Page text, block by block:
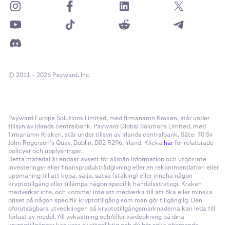
© 2011 – 2026 Payward, Inc.
Payward Europe Solutions Limited, med firmanamn Kraken, står under
tillsyn av Irlands centralbank. Payward Global Solutions Limited, med
firmanamn Kraken, står under tillsyn av Irlands centralbank. Säte: 70 Sir
John Rogerson’s Quay, Dublin, D02 R296, Irland. Klicka härför relaterade
policyer och upplysningar.
Detta material är endast avsett för allmän information och utgör inte
investerings- eller finansproduktrådgivning eller en rekommendation eller
uppmaning till att köpa, sälja, satsa (staking) eller inneha någon
kryptotillgång eller tillämpa någon specifik handelsstrategi. Kraken
medverkar inte, och kommer inte att medverka till att öka eller minska
priset på någon specifik kryptotillgång som man gör tillgänglig. Den
oförutsägbara utvecklingen på kryptotillgångsmarknaderna kan leda till
förlust av medel. All avkastning och/eller värdeökning på dina